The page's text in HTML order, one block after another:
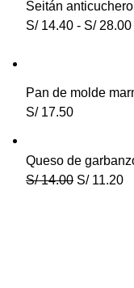
Seitán anticuchero
S/14.40 - S/28.00
Pan de molde
S/17.50
Queso de
S/14.00 S/11.20